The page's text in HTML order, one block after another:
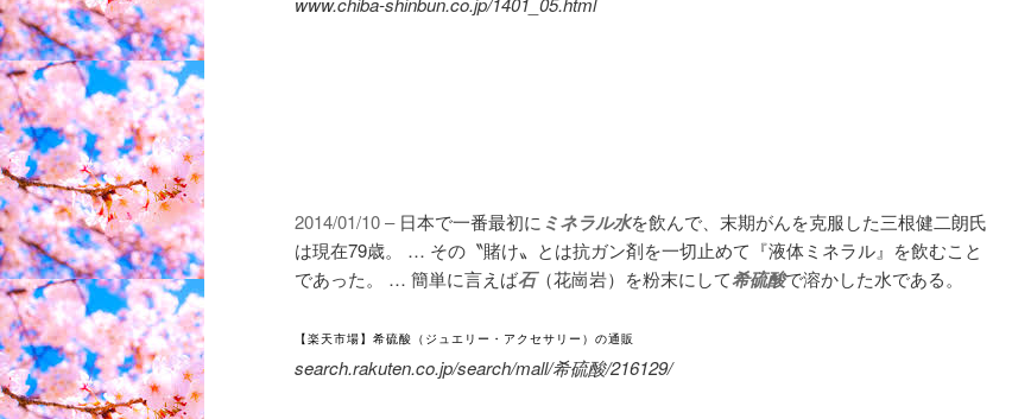
2014/01/10 – 日本で一番最初に ミネラル水を飲んで、末期がんを克服した三根健二朗氏
は現在79歳。 … その〝賭け〟とは抗ガン剤を一切止めて『液体ミネラル』を飲むこと
であった。 … 簡単に言えば石（花崗岩）を粉末にして希硫酸で溶かした水である。
【楽天市場】希硫酸（ジュエリー・アクセサリー）の通販
search.rakuten.co.jp/search/mall/希硫酸/216129/